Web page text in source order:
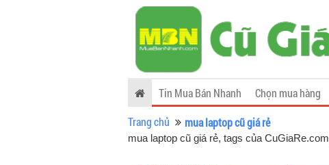
Tin Mua Bán Nhanh
Chọn mua hàng
Trang chủ
mua laptop cũ giá rẻ
mua laptop cũ giá rẻ, tags của CuGiaRe.com